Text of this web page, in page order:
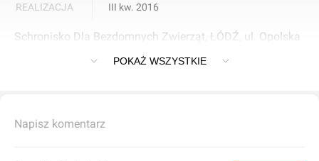
REALIZACJA III kw. 2016
Schronisko Dla Bezdomnych Zwierząt, ŁÓDŹ, ul. Opolska
POKAŻ WSZYSTKIE
Napisz komentarz